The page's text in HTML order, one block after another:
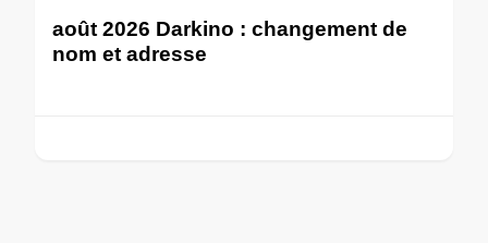
août 2026 Darkino : changement de
nom et adresse